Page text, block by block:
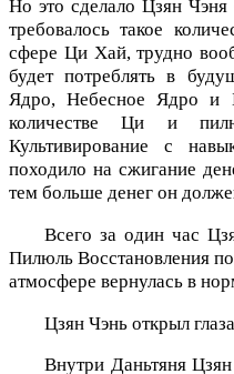
Но это сделало Цзян
требовалось такое
сфере Ци Хай, трудно
будет потреблять в
Ядро, Небесное Ядро и
количестве Ци и
Культивирование с
походило на сжигание
тем больше денег он
Всего за один час
Пилюль Восстановления
атмосфере вернулась в
Цзян Чэнь открыл
Внутри Даньтяня